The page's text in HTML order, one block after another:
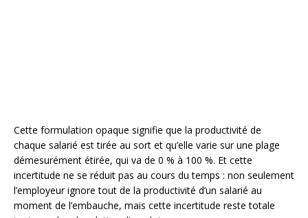
Cette formulation opaque signifie que la productivité de
chaque salarié est tirée au sort et qu’elle varie sur une plage
démesurément étirée, qui va de 0 % à 100 %. Et cette
incertitude ne se réduit pas au cours du temps : non seulement
l’employeur ignore tout de la productivité d’un salarié au
moment de l’embauche, mais cette incertitude reste totale